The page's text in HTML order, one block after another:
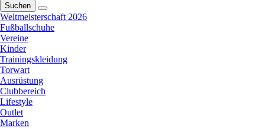
Suchen
Weltmeisterschaft 2026
Fußballschuhe
Vereine
Kinder
Trainingskleidung
Torwart
Ausrüstung
Clubbereich
Lifestyle
Outlet
Marken